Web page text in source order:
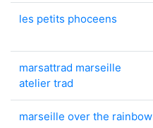
les petits phoceens
marsattrad marseille
atelier trad
marseille over the rainbow